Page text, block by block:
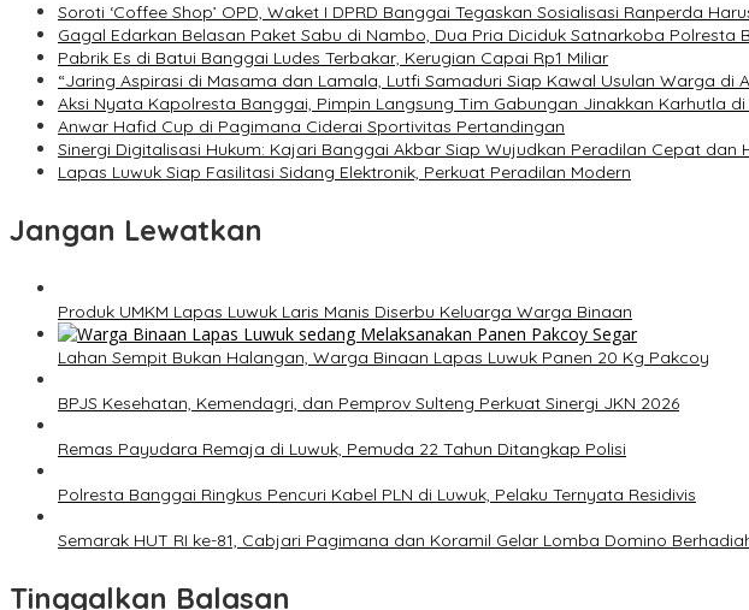
Soroti ‘Coffee Shop’ OPD, Waket I DPRD Banggai Tegaskan Sosialisasi Ranperda
Gagal Edarkan Belasan Paket Sabu di Nambo, Dua Pria Diciduk Satnarkoba Polresta
Pabrik Es di Batui Banggai Ludes Terbakar, Kerugian Capai Rp1 Miliar
“Jaring Aspirasi di Masama dan Lamala, Lutfi Samaduri Siap Kawal Usulan Warga di
Aksi Nyata Kapolresta Banggai, Pimpin Langsung Tim Gabungan Jinakkan Karhutla
Anwar Hafid Cup di Pagimana Ciderai Sportivitas Pertandingan
Sinergi Digitalisasi Hukum: Kajari Banggai Akbar Siap Wujudkan Peradilan Cepat dan
Lapas Luwuk Siap Fasilitasi Sidang Elektronik, Perkuat Peradilan Modern
Jangan Lewatkan
Produk UMKM Lapas Luwuk Laris Manis Diserbu Keluarga Warga Binaan
Lahan Sempit Bukan Halangan, Warga Binaan Lapas Luwuk Panen 20 Kg Pakcoy
BPJS Kesehatan, Kemendagri, dan Pemprov Sulteng Perkuat Sinergi JKN 2026
Remas Payudara Remaja di Luwuk, Pemuda 22 Tahun Ditangkap Polisi
Polresta Banggai Ringkus Pencuri Kabel PLN di Luwuk, Pelaku Ternyata Residivis
Semarak HUT RI ke-81, Cabjari Pagimana dan Koramil Gelar Lomba Domino
Tinggalkan Balasan